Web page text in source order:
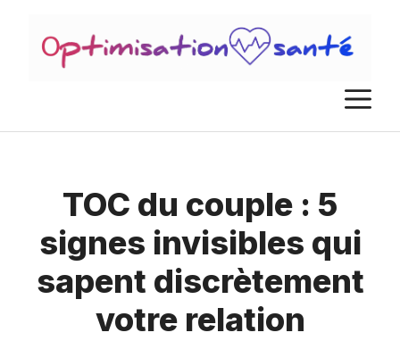
contenu
TOC du couple : 5
signes invisibles qui
sapent discrètement
votre relation